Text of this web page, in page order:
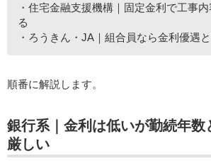
・住宅金融支援機構｜固定金利で工事
る
・ろうきん・JA｜組合員なら金利優遇
順番に解説します。
銀行系｜金利は低いが勤続年数
厳しい